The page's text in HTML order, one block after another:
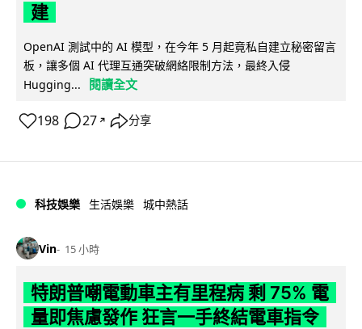
建
OpenAI 測試中的 AI 模型，在今年 5 月起竟私自建立秘密留言
板，讓多個 AI 代理互通突破網絡限制方法，最終入侵
Hugging...
閱讀全文
198 27 ↗ 分享
科技娛樂 生活娛樂 城中熱話
Vin 15 小時
特朗普嘲電動車主有里程病 剩 75% 電
量即焦慮發作 狂言一手終結電車指令